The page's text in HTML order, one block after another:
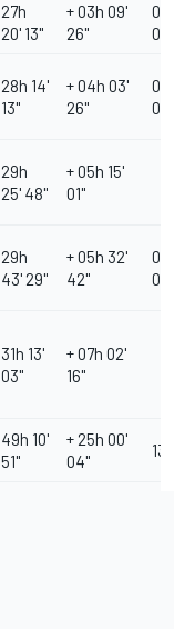
27h
20' 13''
+ 03h 09'
26''
00''
28h 14'
13''
+ 04h 03'
26''
00''
29h
25' 48''
+ 05h 15'
01''
29h
43' 29''
+ 05h 32'
42''
00''
31h 13'
03''
+ 07h 02'
16''
49h 10'
51''
+ 25h 00'
04''